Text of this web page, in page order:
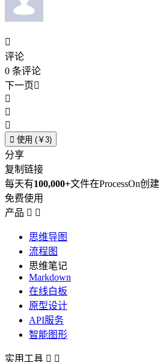

评论
0 条评论
下一页



 使用 (￥3)
分享
复制链接
每天有100,000+文件在ProcessOn创建
免费使用
产品  
思维导图
流程图
思维笔记
Markdown
在线白板
原型设计
API服务
智能图形
实用工具  